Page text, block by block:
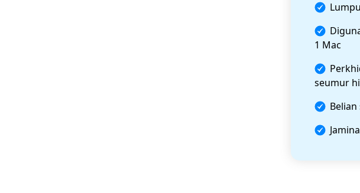
1 Mac
seumur
Belian